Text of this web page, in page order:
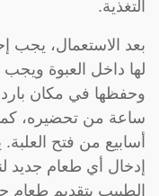
التغذية.
بعد الاستعمال،
لها داخل العبوة
وحفظها في مكان
أسابيع من فتح
إدخال أي طعام جديد
الطبيب بتقديم